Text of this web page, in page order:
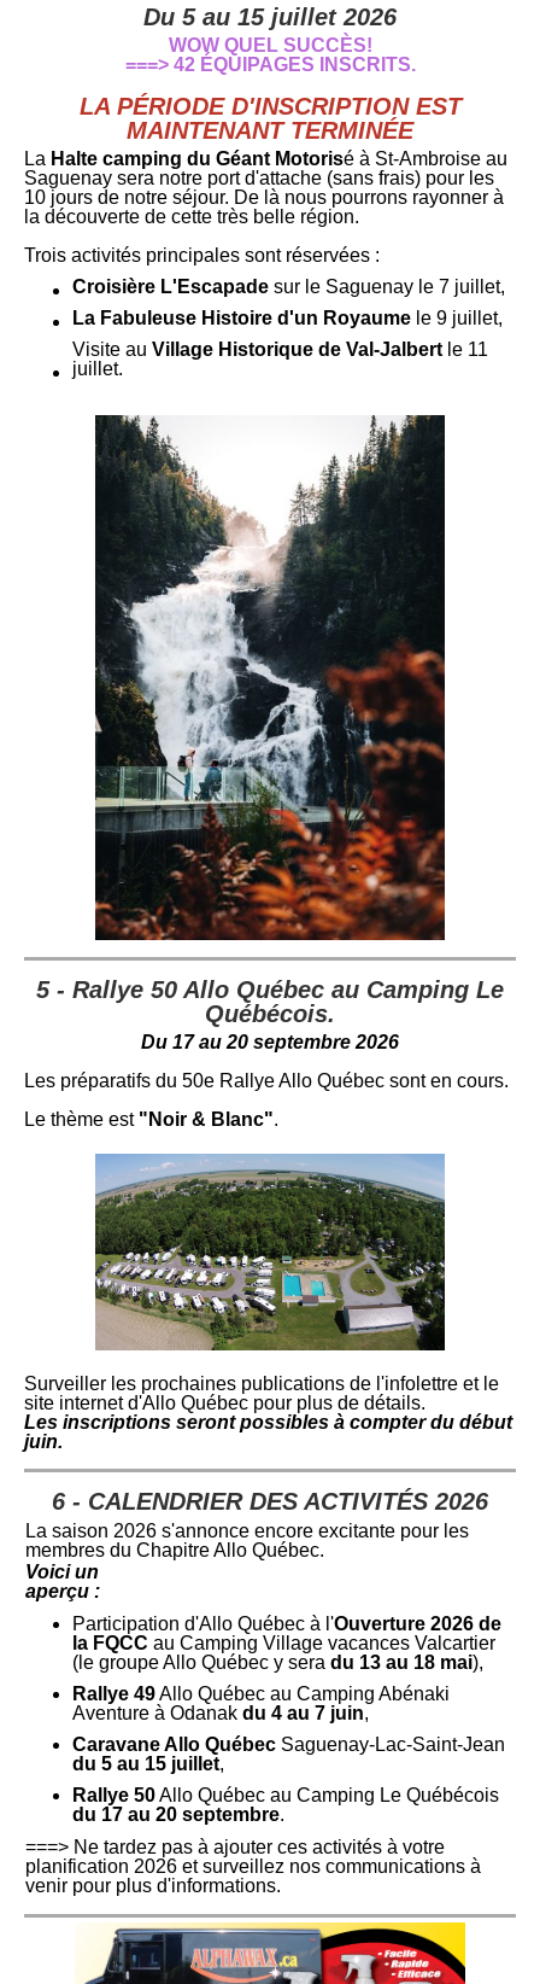
Du 5 au 15 juillet 2026
WOW QUEL SUCCÈS!
===> 42 ÉQUIPAGES INSCRITS.
LA PÉRIODE D'INSCRIPTION EST
MAINTENANT TERMINÉE
La Halte camping du Géant Motorisé à St-Ambroise au
Saguenay sera notre port d'attache (sans frais) pour les
10 jours de notre séjour. De là nous pourrons rayonner à
la découverte de cette très belle région.
Trois activités principales sont réservées :
Croisière L'Escapade sur le Saguenay le 7 juillet,
La Fabuleuse Histoire d'un Royaume le 9 juillet,
Visite au Village Historique de Val-Jalbert le 11
juillet.
5 - Rallye 50 Allo Québec au Camping Le
Québécois.
Du 17 au 20 septembre 2026
Les préparatifs du 50e Rallye Allo Québec sont en cours.
Le thème est "Noir & Blanc".
Surveiller les prochaines publications de l'infolettre et le
site internet d'Allo Québec pour plus de détails.
Les inscriptions seront possibles à compter du début
juin.
6 - CALENDRIER DES ACTIVITÉS 2026
La saison 2026 s'annonce encore excitante pour les
membres du Chapitre Allo Québec.
Voici un
aperçu :
Participation d'Allo Québec à l'Ouverture 2026 de
la FQCC au Camping Village vacances Valcartier
(le groupe Allo Québec y sera du 13 au 18 mai),
Rallye 49Allo Québec au Camping Abénaki
Aventure à Odanak du 4 au 7 juin,
Caravane Allo Québec Saguenay-Lac-Saint-Jean
du 5 au 15 juillet,
Rallye 50Allo Québec au Camping Le Québécois
du 17 au 20 septembre.
===> Ne tardez pas à ajouter ces activités à votre
planification 2026 et surveillez nos communications à
venir pour plus d'informations.